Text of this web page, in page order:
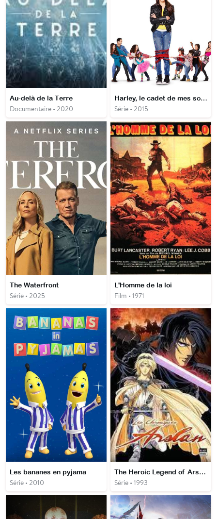
Au-delà de la Terre
Documentaire • 2020
Harley, le cadet de mes soucis
Série • 2015
The Waterfront
Série • 2025
L'Homme de la loi
Film • 1971
Les bananes en pyjama
Série • 2010
The Heroic Legend of Arslân
Série • 1993